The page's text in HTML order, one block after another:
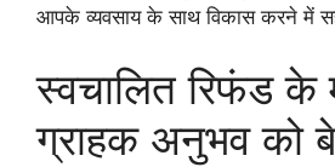
आपके व्यवसाय के साथ विकास करने में
स्वचालित रिफंड के
ग्राहक अनुभव को